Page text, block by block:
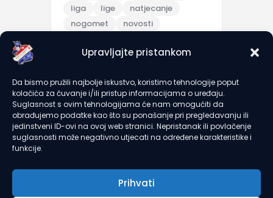
Upravljajte pristankom
Da bismo pružili najbolje iskustvo, koristimo tehnologije poput
kolačića za čuvanje i/ili pristup informacijama o uređaju.
Suglasnost s ovim tehnologijama će nam omogućiti da
obrađujemo podatke kao što su ponašanje pri pregledavanju ili
jedinstveni ID-ovi na ovoj web stranici. Nepristanak ili povlačenje
suglasnosti može negativno utjecati na određene karakteristike i
funkcije.
Prihvati
liga
lige
natjecanje
nogomet
novosti
pripremna utakmica
scores
trening
turnir u7
u9
utakmica
članarine